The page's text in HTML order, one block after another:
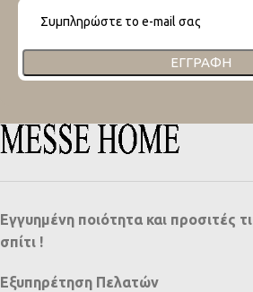
ΕΓΓΡΑΦΉ
Εγγυημένη ποιότητα και προσιτές
σπίτι !
Εξυπηρέτηση Πελατών